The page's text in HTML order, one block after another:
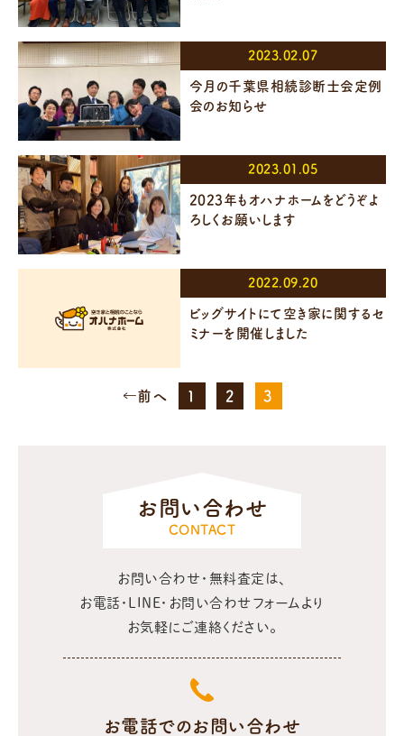
2023.02.07
今月の千葉県相続診断士会定例
会のお知らせ
2023.01.05
2023年もオハナホームをどうぞよ
ろしくお願いします
2022.09.20
ビッグサイトにて空き家に関するセ
ミナーを開催しました
←前へ 1 2 3
お問い合わせ
CONTACT
お問い合わせ・無料査定は、
お電話・LINE・お問い合わせフォームより
お気軽にご連絡ください。
お電話でのお問い合わせ